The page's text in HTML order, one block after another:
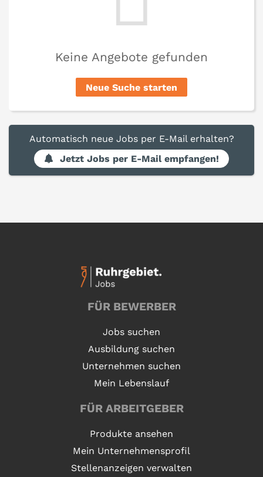
Keine Angebote gefunden
Neue Suche starten
Automatisch neue Jobs per E-Mail erhalten?
Jetzt Jobs per E-Mail empfangen!
FÜR BEWERBER
Jobs suchen
Ausbildung suchen
Unternehmen suchen
Mein Lebenslauf
FÜR ARBEITGEBER
Produkte ansehen
Mein Unternehmensprofil
Stellenanzeigen verwalten